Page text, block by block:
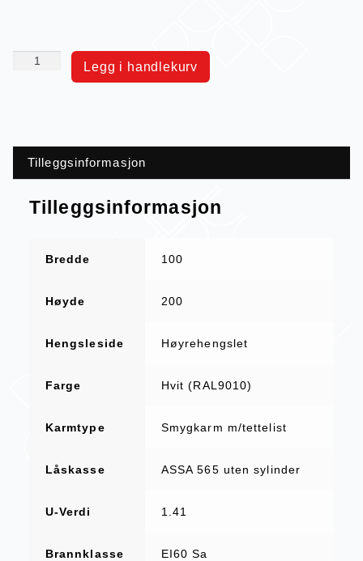
Legg i handlekurv
Tilleggsinformasjon
Tilleggsinformasjon
Bredde 100
Høyde 200
Hengsleside Høyrehengslet
Farge Hvit (RAL9010)
Karmtype Smygkarm m/tettelist
Låskasse ASSA 565 uten sylinder
U-Verdi 1.41
Brannklasse EI60 Sa